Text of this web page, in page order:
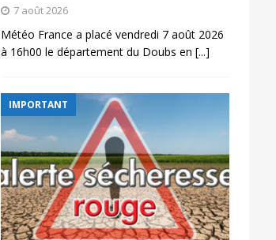
7 août 2026
Météo France a placé vendredi 7 août 2026
à 16h00 le département du Doubs en [...]
IMPORTANT